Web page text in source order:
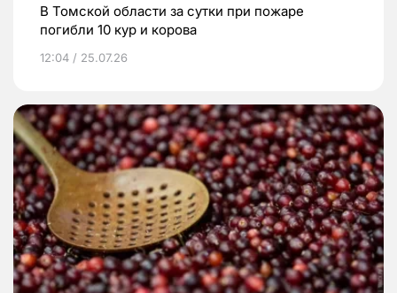
В Томской области за сутки при пожаре
погибли 10 кур и корова
12:04 / 25.07.26